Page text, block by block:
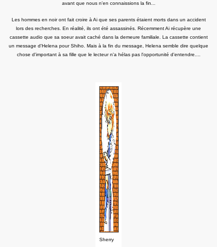
avant que nous n'en connaissions la fin...
Les hommes en noir ont fait croire à Ai que ses parents étaient morts dans un accident
lors des recherches. En réalité, ils ont été assassinés. Récemment Ai récupère une
cassette audio que sa soeur avait caché dans la demeure familiale. La cassette contient
un message d'Helena pour Shiho. Mais à la fin du message, Helena semble dire quelque
chose d'important à sa fille que le lecteur n'a hélas pas l'opportunité d'entendre....
Sherry